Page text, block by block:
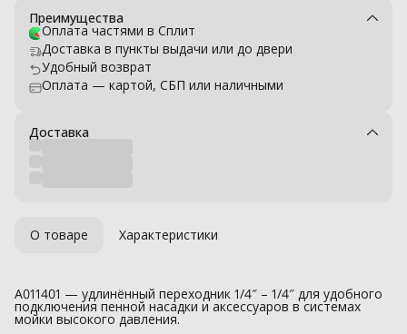
Преимущества
Оплата частями в Сплит
Доставка в пункты выдачи или до двери
Удобный возврат
Оплата — картой, СБП или наличными
Доставка
О товаре Характеристики
A011401 — удлинённый переходник 1/4″ – 1/4″ для удобного
подключения пенной насадки и аксессуаров в системах
мойки высокого давления.